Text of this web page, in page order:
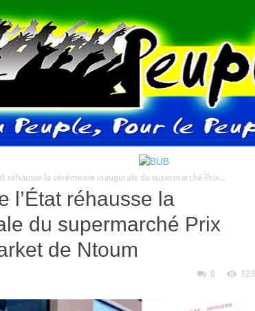
réhausse la cérémonie inaugurale du supermarché Prix...
l’État réhausse la
du supermarché Prix
de Ntoum
0 525